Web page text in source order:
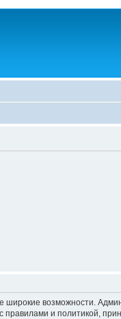
широкие возможности.
правилами и политикой,